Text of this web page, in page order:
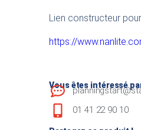
Lien constructeur
https://
Vous êtes intéressé
01 41 22 90 10